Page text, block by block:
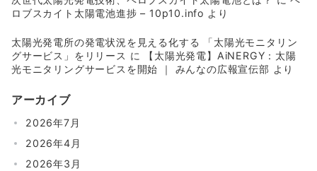
ロブスカイト太陽電池進捗 – 10p10.info より
太陽光発電所の発電状況を見える化する 「太陽光モニタリン
グサービス」をリリース に
【太陽光発電】AiNERGY：太陽
光モニタリングサービスを開始 ｜ みんなの広報宣伝部 より
アーカイブ
2026年7月
2026年4月
2026年3月